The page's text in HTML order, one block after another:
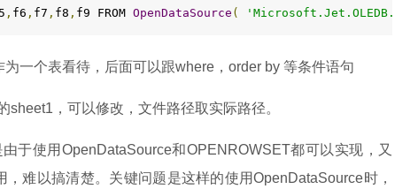
, f6 , f7 , f8 , f9 FROM OpenDataSource ( 'Microsoft.Jet.OLEDB.4.0'
一个表看待，后面可以跟where，order by 等条件语句
sheet1，可以修改，文件路径取实际路径。
于使用OpenDataSource和OPENROWSET都可以实现，又
难以搞清楚。关键问题是这样的使用OpenDataSource时，